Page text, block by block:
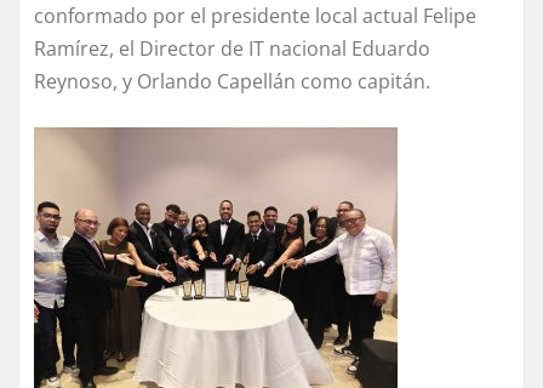
conformado por el presidente local actual Felipe
Ramírez, el Director de IT nacional Eduardo
Reynoso, y Orlando Capellán como capitán.